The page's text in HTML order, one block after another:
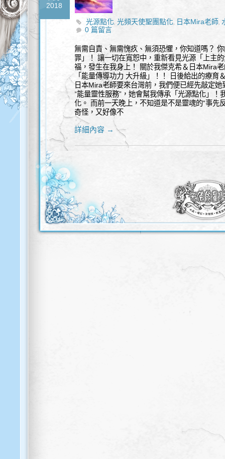
2018
光源點化,光頻天使聖團點化, 日本Mira老師,
0 篇留言
無需自責、無需愧疚、無須恐懼，你知道嗎？
罪」！ 讓一切在寬恕中，重新看見光源「上主
福，發生在我身上！ 關於我傑克希＆日本Mira
「能量傳導功力 大升級」！！ 日後給出的療
日本Mira老師要來台灣前，我們便已經先敲定
“能量靈性服務”，她會幫我傳承「光源點化」
化。 而前一天晚上，不知道是不是靈魂的“事先
奇怪，又好像不
詳細內容 →